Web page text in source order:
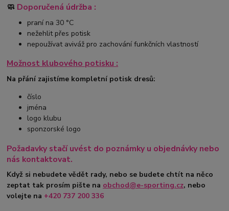
🧼 Doporučená údržba :
praní na 30 °C
nežehlit přes potisk
nepoužívat aviváž pro zachování funkčních vlastností
Možnost klubového potisku :
Na přání zajistíme kompletní potisk dresů:
číslo
jména
logo klubu
sponzorské logo
Požadavky stačí uvést do poznámky u objednávky nebo
nás kontaktovat.
Když si nebudete vědět rady, nebo se budete chtít na něco
zeptat tak prosím pište na obchod@e-sporting.cz, nebo
volejte na +420 737 200 336